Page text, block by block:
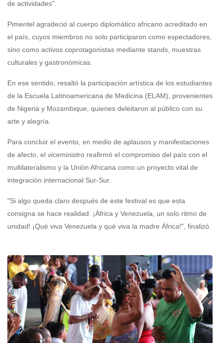
de actividades".
Pimentel agradeció al cuerpo diplomático africano acreditado en
el país, cuyos miembros no solo participaron como espectadores,
sino como activos coprotagonistas mediante stands, muestras
culturales y gastronómicas.
En ese sentido, resaltó la participación artística de los estudiantes
de la Escuela Latinoamericana de Medicina (ELAM), provenientes
de Nigeria y Mozambique, quienes deleitaron al público con su
arte y alegría.
Para concluir el evento, en medio de aplausos y manifestaciones
de afecto, el viceministro reafirmó el compromiso del país con el
multilateralismo y la Unión Africana como un proyecto vital de
integración internacional Sur-Sur.
"Si algo queda claro después de este festival es que esta
consigna se hace realidad: ¡África y Venezuela, un solo ritmo de
unidad! ¡Qué viva Venezuela y qué viva la madre África!", finalizó.